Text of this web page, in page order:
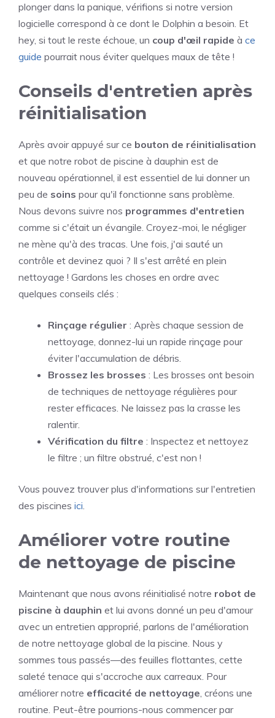
plonger dans la panique, vérifions si notre version
logicielle correspond à ce dont le Dolphin a besoin. Et
hey, si tout le reste échoue, un coup d'œil rapide à ce
guide pourrait nous éviter quelques maux de tête !
Conseils d'entretien après
réinitialisation
Après avoir appuyé sur ce bouton de réinitialisation
et que notre robot de piscine à dauphin est de
nouveau opérationnel, il est essentiel de lui donner un
peu de soins pour qu'il fonctionne sans problème.
Nous devons suivre nos programmes d'entretien
comme si c'était un évangile. Croyez-moi, le négliger
ne mène qu'à des tracas. Une fois, j'ai sauté un
contrôle et devinez quoi ? Il s'est arrêté en plein
nettoyage ! Gardons les choses en ordre avec
quelques conseils clés :
Rinçage régulier : Après chaque session de
nettoyage, donnez-lui un rapide rinçage pour
éviter l'accumulation de débris.
Brossez les brosses : Les brosses ont besoin
de techniques de nettoyage régulières pour
rester efficaces. Ne laissez pas la crasse les
ralentir.
Vérification du filtre : Inspectez et nettoyez
le filtre ; un filtre obstrué, c'est non !
Vous pouvez trouver plus d'informations sur l'entretien
des piscines ici.
Améliorer votre routine
de nettoyage de piscine
Maintenant que nous avons réinitialisé notre robot de
piscine à dauphin et lui avons donné un peu d'amour
avec un entretien approprié, parlons de l'amélioration
de notre nettoyage global de la piscine. Nous y
sommes tous passés—des feuilles flottantes, cette
saleté tenace qui s'accroche aux carreaux. Pour
améliorer notre efficacité de nettoyage, créons une
routine. Peut-être pourrions-nous commencer par